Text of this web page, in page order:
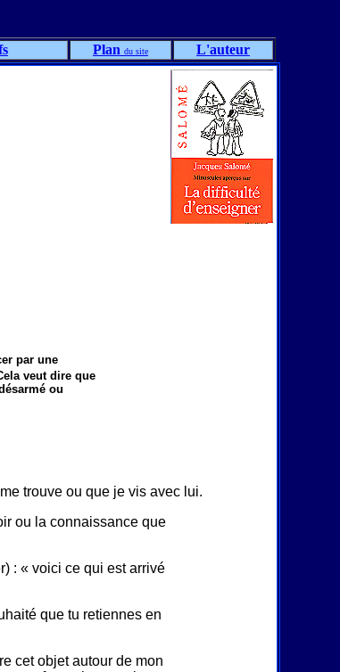
Plan du site L'auteur
par une
veut dire que
ou
trouve ou que je vis avec lui.
ou la connaissance que
: « voici ce qui est arrivé
que tu retiennes en
cet objet autour de mon